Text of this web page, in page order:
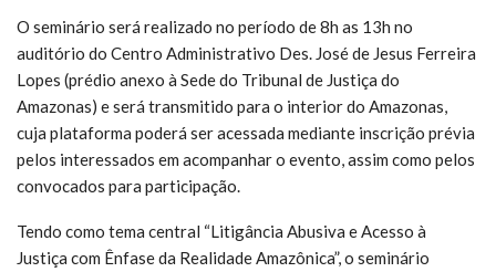
O seminário será realizado no período de 8h as 13h no
auditório do Centro Administrativo Des. José de Jesus Ferreira
Lopes (prédio anexo à Sede do Tribunal de Justiça do
Amazonas) e será transmitido para o interior do Amazonas,
cuja plataforma poderá ser acessada mediante inscrição prévia
pelos interessados em acompanhar o evento, assim como pelos
convocados para participação.
Tendo como tema central “Litigância Abusiva e Acesso à
Justiça com Ênfase da Realidade Amazônica”, o seminário